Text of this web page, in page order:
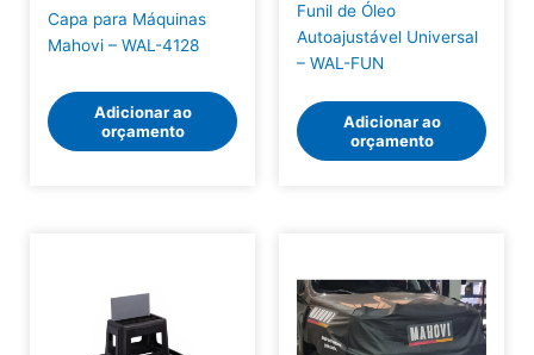
Capa para Máquinas
Mahovi – WAL-4128
Adicionar ao
orçamento
Funil de Óleo
Autoajustável Universal
– WAL-FUN
Adicionar ao
orçamento